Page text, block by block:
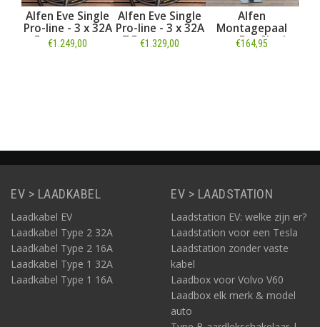
Alfen Eve Single
Pro-line - 3 x 32A
- 5 meter vaste
kabel - RFID - E-
€1.249,00
Alfen Eve Single
Pro-line - 3 x 32A
- 7,5 meter vaste
kabel - RFID - E-
€1.329,00
Alfen
Montagepaal
voor Eve Single
€164,95
EV > LAADKABEL
Laadkabel EV
Laadkabel Type 2 32A
Laadkabel Type 2 16A
Laadkabel Type 1 32A
Laadkabel Type 1 16A
EV > LAADSTATION
Laadstation EV: welke zijn er?
Laadstation voor een Tesla
Laadstation zonder vaste
kabel
Laadbox voor Volvo V60
Laadbox elk merk & model
auto